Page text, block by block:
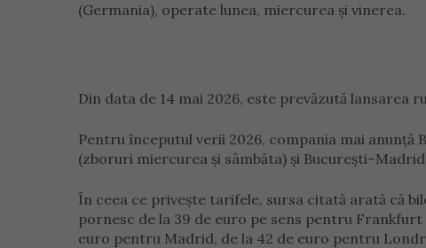
(Germania), operate lunea, miercurea și vinerea.
Din data de 14 mai 2026, este prevăzută lansarea
Pentru începutul verii 2026, compania mai anunță
(zboruri miercurea și sâmbăta) și
În ceea ce privește tarifele, sursa citată arată că
pornesc de la 39 de euro pe sens pentru
euro pentru Madrid, de la 42 de euro pentru